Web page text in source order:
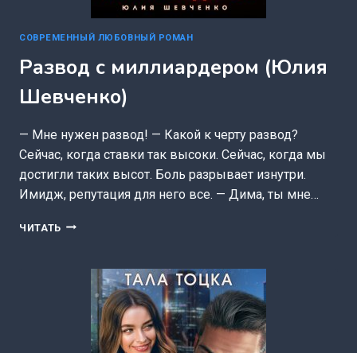
СОВРЕМЕННЫЙ ЛЮБОВНЫЙ РОМАН
Развод с миллиардером (Юлия
Шевченко)
— Мне нужен развод! — Какой к черту развод?
Сейчас, когда ставки так высоки. Сейчас, когда мы
достигли таких высот. Боль разрывает изнутри.
Имидж, репутация для него все. — Дима, ты мне…
ЧИТАТЬ РАЗВОД
(ЮЛИЯ
ШЕВЧЕНКО)